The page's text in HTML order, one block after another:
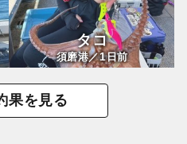
タコ
須磨港／1日前
果を見る